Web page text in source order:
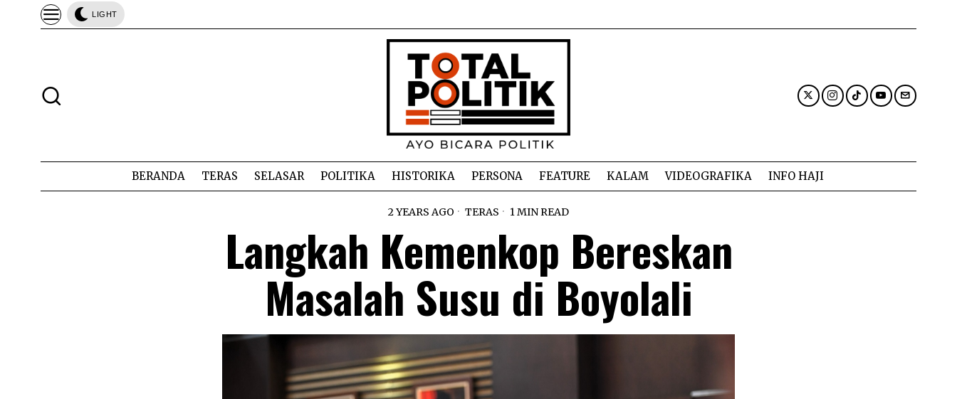
LIGHT
BERANDA TERAS SELASAR POLITIKA HISTORIKA PERSONA FEATURE KALAM VIDEOGRAFIKA INFO HAJI
2 YEARS AGO TERAS 1 MIN READ
Langkah Kemenkop Bereskan
Masalah Susu di Boyolali